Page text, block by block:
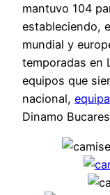
mantuvo 104
estableciendo,
mundial y
temporadas en
equipos que
nacional,
Dinamo